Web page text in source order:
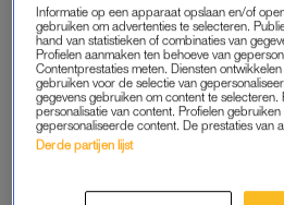
Informatie op een apparaat opslaan en/of
gebruiken om advertenties te selecteren.
hand van statistieken of combinaties van
Profielen aanmaken ten behoeve van
Contentprestaties meten. Diensten
gebruiken voor de selectie van
gegevens gebruiken om content te selecteren.
personalisatie van content. Profielen gebruiken
gepersonaliseerde content. De prestaties van
Derde partijen lijst